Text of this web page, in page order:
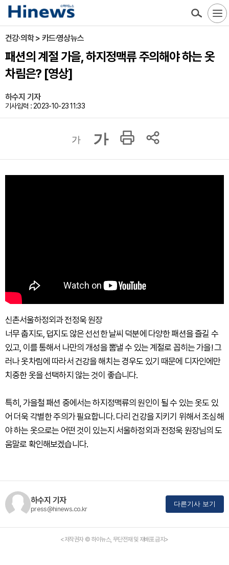
건강·의학 > 카드·영상뉴스
패션의 계절 가을, 하지정맥류 주의해야 하는 옷
차림은? [영상]
하수지 기자
기사입력 : 2023-10-23 11:33
가 가
신촌서울하정외과 전정욱 원장
너무 춥지도, 덥지도 않은 선선한 날씨 덕분에 다양한 패션을 즐길 수
있고, 이를 통해서 나만의 개성을 뽐낼 수 있는 계절로 꼽히는 가을! 그
러나 옷차림에 따라서 건강을 해치는 경우도 있기 때문에 디자인에만
치중한 옷을 선택하지 않는 것이 좋습니다.
특히, 가을철 패션 중에서는 하지정맥류의 원인이 될 수 있는 옷도 있
어 더욱 각별한 주의가 필요합니다. 다리 건강을 지키기 위해서 조심해
야 하는 옷으로는 어떤 것이 있는지 서울하정외과 전정욱 원장님의 도
움말로 확인해보겠습니다.
하수지 기자
press@hinews.co.kr
다른기사 보기
<저작권자 © 하이뉴스, 무단전재 및 재배포 금지>